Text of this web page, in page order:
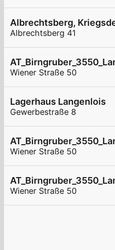
Albrechtsberg,
Albrechtsberg 41
Wiener Straße 50
Lagerhaus Langenlois
Gewerbestraße 8
Wiener Straße 50
Wiener Straße 50